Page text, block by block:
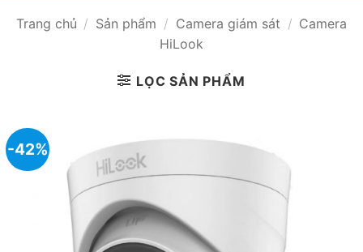
Trang chủ / Sản phẩm / Camera giám sát / Camera
HiLook
LỌC SẢN PHẨM
-42%